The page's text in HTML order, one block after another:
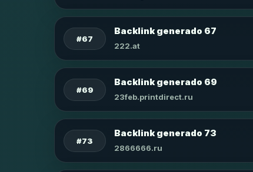
#67
Backlink generado 67
222.at
#69
Backlink generado 69
23feb.printdirect.ru
#73
Backlink generado 73
2866666.ru